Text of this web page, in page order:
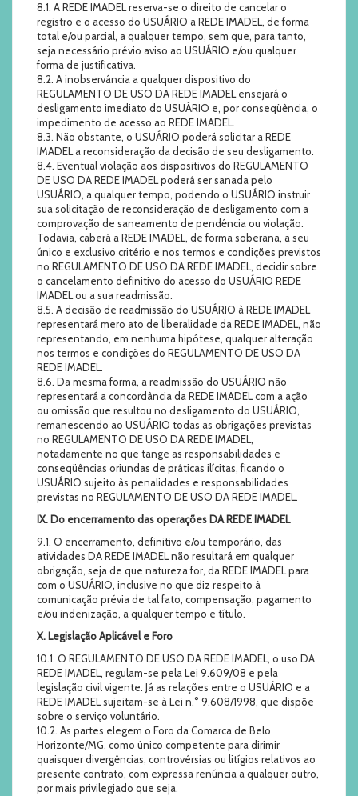
8.1. A REDE IMADEL reserva-se o direito de cancelar o
registro e o acesso do USUÁRIO a REDE IMADEL, de forma
total e/ou parcial, a qualquer tempo, sem que, para tanto,
seja necessário prévio aviso ao USUÁRIO e/ou qualquer
forma de justificativa.
8.2. A inobservância a qualquer dispositivo do
REGULAMENTO DE USO DA REDE IMADEL ensejará o
desligamento imediato do USUÁRIO e, por conseqüência, o
impedimento de acesso ao REDE IMADEL.
8.3. Não obstante, o USUÁRIO poderá solicitar a REDE
IMADEL a reconsideração da decisão de seu desligamento.
8.4. Eventual violação aos dispositivos do REGULAMENTO
DE USO DA REDE IMADEL poderá ser sanada pelo
USUÁRIO, a qualquer tempo, podendo o USUÁRIO instruir
sua solicitação de reconsideração de desligamento com a
comprovação de saneamento de pendência ou violação.
Todavia, caberá a REDE IMADEL, de forma soberana, a seu
único e exclusivo critério e nos termos e condições previstos
no REGULAMENTO DE USO DA REDE IMADEL, decidir sobre
o cancelamento definitivo do acesso do USUÁRIO REDE
IMADEL ou a sua readmissão.
8.5. A decisão de readmissão do USUÁRIO à REDE IMADEL
representará mero ato de liberalidade da REDE IMADEL, não
representando, em nenhuma hipótese, qualquer alteração
nos termos e condições do REGULAMENTO DE USO DA
REDE IMADEL.
8.6. Da mesma forma, a readmissão do USUÁRIO não
representará a concordância da REDE IMADEL com a ação
ou omissão que resultou no desligamento do USUÁRIO,
remanescendo ao USUÁRIO todas as obrigações previstas
no REGULAMENTO DE USO DA REDE IMADEL,
notadamente no que tange as responsabilidades e
conseqüências oriundas de práticas ilícitas, ficando o
USUÁRIO sujeito às penalidades e responsabilidades
previstas no REGULAMENTO DE USO DA REDE IMADEL.
IX. Do encerramento das operações DA REDE IMADEL
9.1. O encerramento, definitivo e/ou temporário, das
atividades DA REDE IMADEL não resultará em qualquer
obrigação, seja de que natureza for, da REDE IMADEL para
com o USUÁRIO, inclusive no que diz respeito à
comunicação prévia de tal fato, compensação, pagamento
e/ou indenização, a qualquer tempo e título.
X. Legislação Aplicável e Foro
10.1. O REGULAMENTO DE USO DA REDE IMADEL, o uso DA
REDE IMADEL, regulam-se pela Lei 9.609/08 e pela
legislação civil vigente. Já as relações entre o USUÁRIO e a
REDE IMADEL sujeitam-se à Lei n.° 9.608/1998, que dispõe
sobre o serviço voluntário.
10.2. As partes elegem o Foro da Comarca de Belo
Horizonte/MG, como único competente para dirimir
quaisquer divergências, controvérsias ou litígios relativos ao
presente contrato, com expressa renúncia a qualquer outro,
por mais privilegiado que seja.